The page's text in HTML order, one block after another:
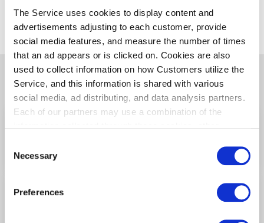
The Service uses cookies to display content and
advertisements adjusting to each customer, provide
social media features, and measure the number of times
that an ad appears or is clicked on. Cookies are also
used to collect information on how Customers utilize the
Service, and this information is shared with various
social media, ad distributing, and data analysis partners.
Each of our partners may use a combination of the
well as other information collected by our partners when
Please see
Selection
Necessary
Preferences
找別的店
其他相關商店
SMILE TOKYO
Tokyo Food Products Clock Tower 1 Store